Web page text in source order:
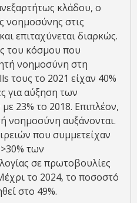
κλάδου, ο
νοημοσύνης στις
επιταχύνεται διαρκώς.
του κόσμου που
νοημοσύνη στη
τους το 2021 είχαν 40%
για αύξηση των
23% το 2018. Επιπλέον,
νοημοσύνη αυξάνονται.
που συμμετείχαν
των
σε πρωτοβουλίες
το 2024, το ποσοστό
στο 49%.